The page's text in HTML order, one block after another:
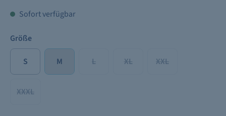
Sofort verfügbar
Größe
S M L XL XXL
XXXL